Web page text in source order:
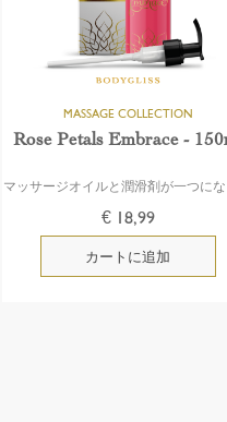
Rose Petals Embrace -
マッサージオイルと潤滑剤が一つに
もの
€ 18,99